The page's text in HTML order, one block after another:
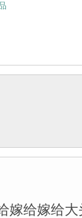
嫁给嫁给大